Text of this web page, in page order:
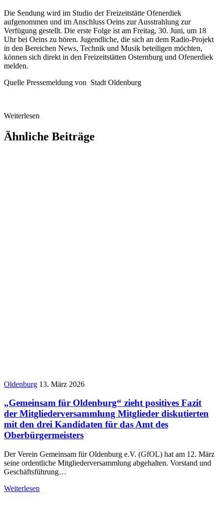
Die Sendung wird im Studio der Freizeitstätte Ofenerdiek
aufgenommen und im Anschluss Oeins zur Ausstrahlung zur
Verfügung gestellt. Die erste Folge ist am Freitag, 30. Juni, um 18
Uhr bei Oeins zu hören. Jugendliche, die sich an dem Radio-Projekt
in den Bereichen News, Technik und Musik beteiligen möchten,
können sich direkt in den Freizeitstätten Osternburg und Ofenerdiek
melden.
Quelle Pressemeldung von Stadt Oldenburg
Weiterlesen
Ähnliche Beiträge
Oldenburg 13. März 2026
„Gemeinsam für Oldenburg“ zieht positives Fazit
der Mitgliederversammlung Mitglieder diskutierten
mit den drei Kandidaten für das Amt des
Oberbürgermeisters
Der Verein Gemeinsam für Oldenburg e.V. (GfOL) hat am 12. März
seine ordentliche Mitgliederversammlung abgehalten. Vorstand und
Geschäftsführung…
Weiterlesen